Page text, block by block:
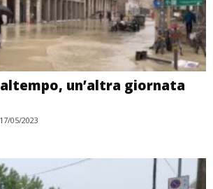
un’altra giornata
17/05/2023